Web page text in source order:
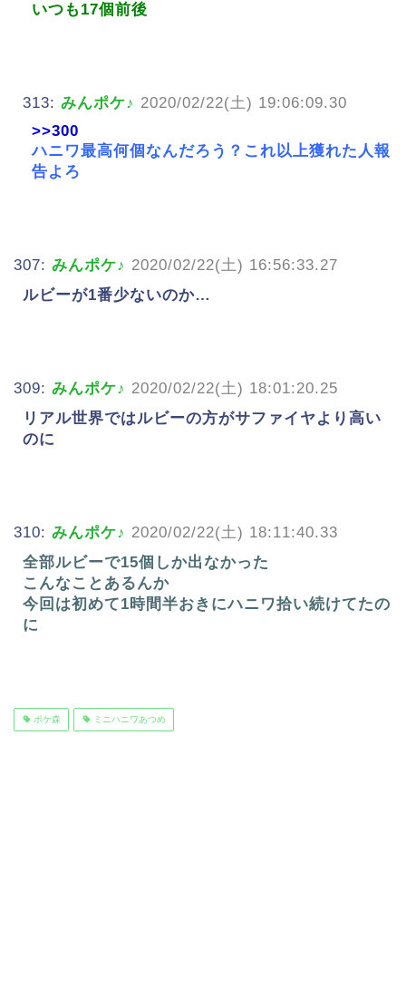
いつも17個前後
313: みんポケ♪ 2020/02/22(土) 19:06:09.30
>>300
ハニワ最高何個なんだろう？これ以上獲れた人報
告よろ
307: みんポケ♪ 2020/02/22(土) 16:56:33.27
ルビーが1番少ないのか…
309: みんポケ♪ 2020/02/22(土) 18:01:20.25
リアル世界ではルビーの方がサファイヤより高い
のに
310: みんポケ♪ 2020/02/22(土) 18:11:40.33
全部ルビーで15個しか出なかった
こんなことあるんか
今回は初めて1時間半おきにハニワ拾い続けてたの
に
ポケ森 ミニハニワあつめ